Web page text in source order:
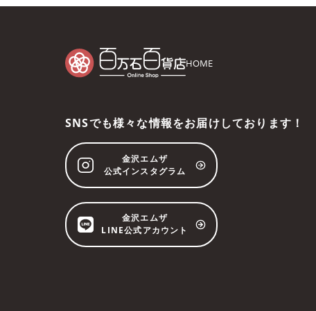
HOME
SNSでも様々な情報をお届けしております！
金沢エムザ
公式インスタグラム
金沢エムザ
LINE公式アカウント